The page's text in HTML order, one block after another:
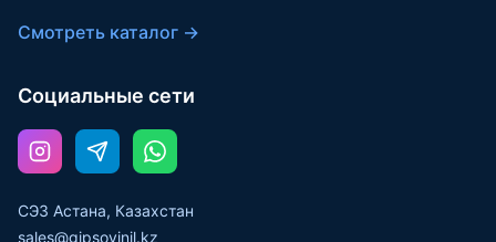
Смотреть каталог →
Социальные сети
СЭЗ Астана, Казахстан
sales@gipsovinil.kz